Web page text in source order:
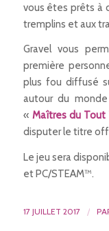
vous êtes prêts à
tremplins et aux
Gravel vous
première
plus fou diffusé
autour du
« Maîtres du Tout
disputer le titre
Le jeu sera
et PC/STEAM™.
17 JUILLET 2017 /